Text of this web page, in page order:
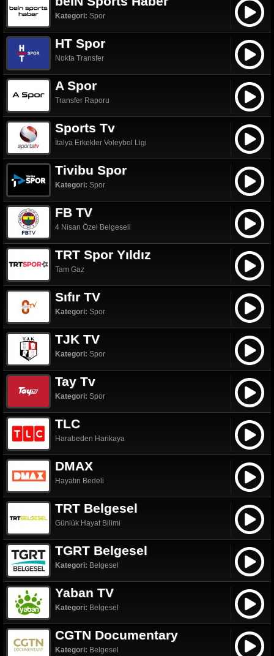
Kategori: Spor
HT Spor
Nokta Transfer
A Spor
Transfer Raporu
Sports Tv
İtalya Erkekler Voleybol Ligi
Tivibu Spor
Kategori: Spor
FB TV
4 Nisan Özel Belgeseli
TRT Spor Yıldız
Tam Gaz
Sıfır TV
Kategori: Spor
TJK TV
Kategori: Spor
Tay Tv
Kategori: Spor
TLC
Harabeden Harikaya
DMAX
Hayatın Bedeli
TRT Belgesel
Günlük Hayat Bilimi
TGRT Belgesel
Kategori: Belgesel
Yaban TV
Kategori: Belgesel
CGTN Documentary
Kategori: Belgesel